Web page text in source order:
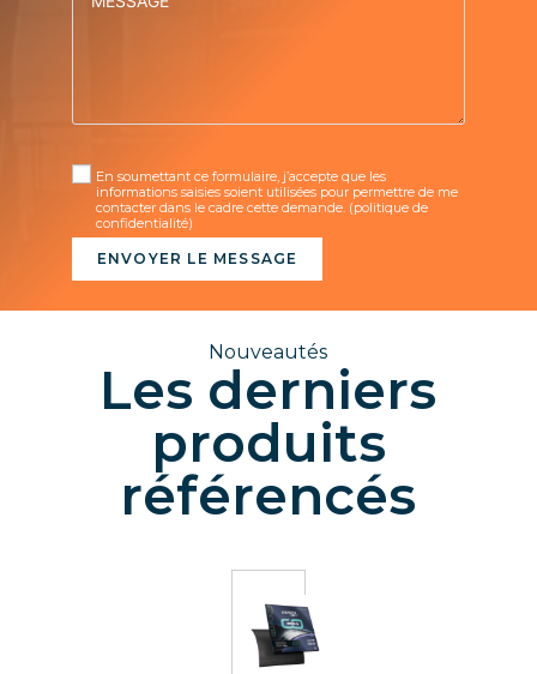
En soumettant ce formulaire, j’accepte que les
informations saisies soient utilisées pour permettre de me
contacter dans le cadre cette demande. (politique de
confidentialité)
ENVOYER LE MESSAGE
Nouveautés
Les derniers
produits
référencés